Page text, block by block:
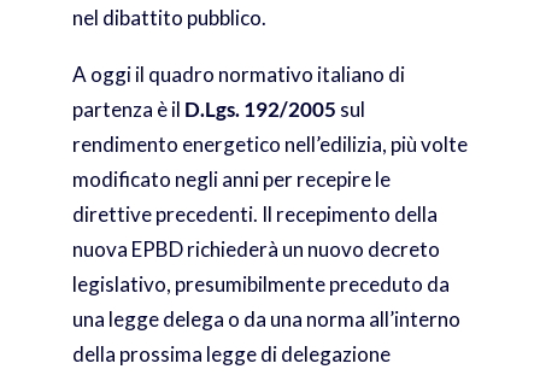
nel dibattito pubblico.
A oggi il quadro normativo italiano di
partenza è il D.Lgs. 192/2005 sul
rendimento energetico nell’edilizia, più volte
modificato negli anni per recepire le
direttive precedenti. Il recepimento della
nuova EPBD richiederà un nuovo decreto
legislativo, presumibilmente preceduto da
una legge delega o da una norma all’interno
della prossima legge di delegazione